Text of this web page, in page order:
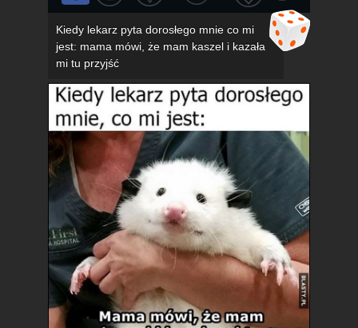
Kiedy lekarz pyta dorosłego mnie co mi
jest: mama mówi, że mam kaszel i kazała
mi tu przyjść